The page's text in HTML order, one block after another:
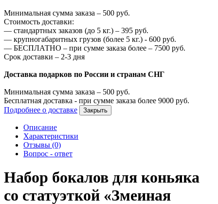
Минимальная сумма заказа – 500 руб.
Стоимость доставки:
— стандартных заказов (до 5 кг.) – 395 руб.
— крупногабаритных грузов (более 5 кг.) - 600 руб.
— БЕСПЛАТНО – при сумме заказа более – 7500 руб.
Срок доставки – 2-3 дня
Доставка подарков по России и странам СНГ
Минимальная сумма заказа – 500 руб.
Бесплатная доставка - при сумме заказа более 9000 руб.
Подробнее о доставке
Закрыть
Описание
Характеристики
Отзывы (0)
Вопрос - ответ
Набор бокалов для коньяка
со статуэткой «Змеиная